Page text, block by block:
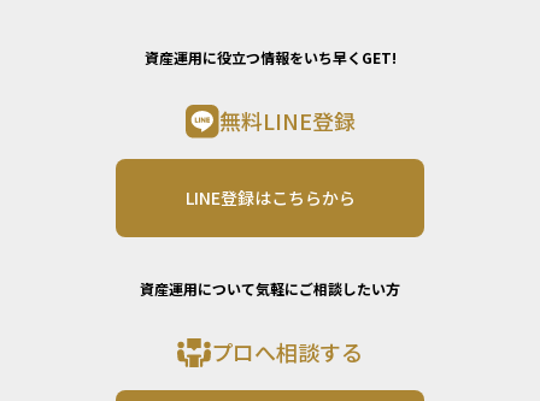
資産運用に役立つ情報をいち早くGET!
無料LINE登録
LINE登録はこちらから
資産運用について気軽にご相談したい方
プロへ相談する